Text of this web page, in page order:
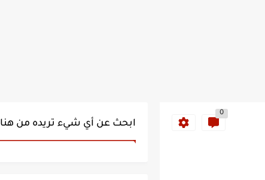
0
ابحث عن أي شيء تريده من هنا